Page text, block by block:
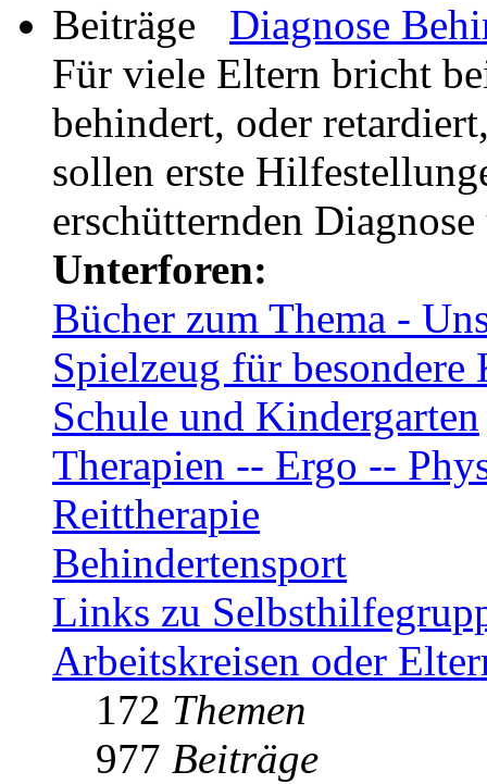
Diagnose
Für viele Eltern bricht
behindert, oder
sollen erste
erschütternden
Unterforen:
Bücher zum Thema -
Spielzeug für besondere
Schule und Kindergarten
Therapien -- Ergo --
Reittherapie
Behindertensport
Links zu
Arbeitskreisen oder
172 Themen
977 Beiträge